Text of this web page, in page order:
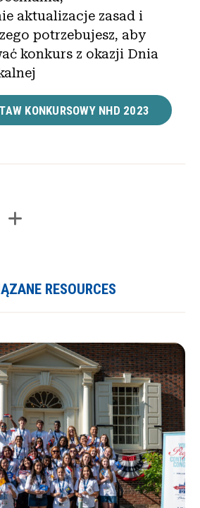
aktualizacje zasad i
potrzebujesz, aby
konkurs z okazji Dnia
KONKURSOWY NHD 2023
RESOURCES